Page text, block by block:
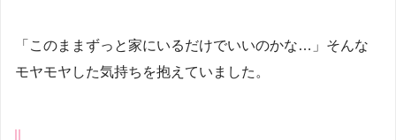
「このままずっと家にいるだけでいいのかな…」そんな
モヤモヤした気持ちを抱えていました。